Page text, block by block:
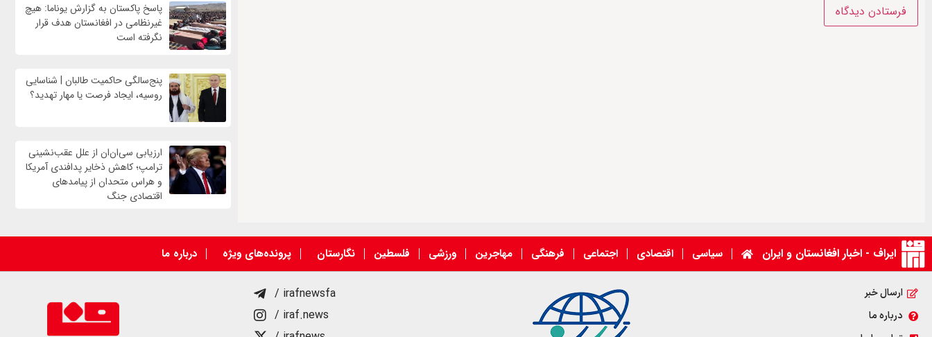
پاسخ پاکستان به گزارش یوناما: هیچ
غیرنظامی در افغانستان هدف قرار
نگرفته است
پنج‌سالگی حاکمیت طالبان | شناسایی
روسیه، ایجاد فرصت‌ یا مهار تهدید؟
ارزیابی سی‌ان‌ان از علل عقب‌نشینی
ترامپ؛ کاهش ذخایر پدافندی آمریکا
و هراس متحدان از پیامدهای
اقتصادی جنگ
ایراف - اخبار افغانستان و ایران سیاسی اقتصادی اجتماعی فرهنگی مهاجرین ورزشی فلسطین نگارستان پرونده‌های ویژه درباره ما
ارسال خبر
درباره ما
/ irafnewsfa
/ iraf.news